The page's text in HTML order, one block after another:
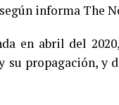
informa The
en abril del
propagación, y